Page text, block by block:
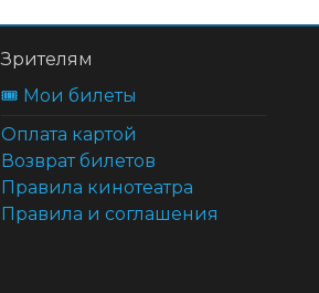
Зрителям
🎟️ Мои билеты
Оплата картой
Возврат билетов
Правила кинотеатра
Правила и соглашения